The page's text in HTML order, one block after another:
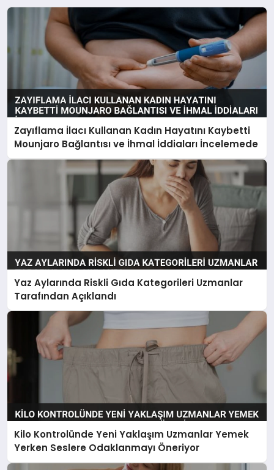
Zayıflama İlacı Kullanan Kadın Hayatını Kaybetti
Mounjaro Bağlantısı ve İhmal İddiaları İncelemede
Yaz Aylarında Riskli Gıda Kategorileri Uzmanlar
Tarafından Açıklandı
Kilo Kontrolünde Yeni Yaklaşım Uzmanlar Yemek
Yerken Seslere Odaklanmayı Öneriyor